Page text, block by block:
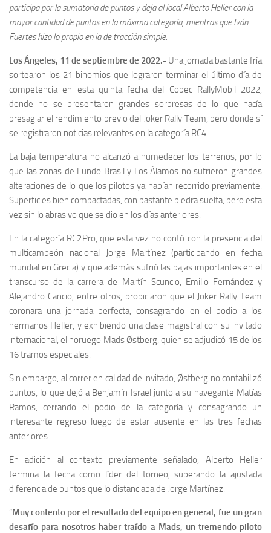
participa por la sumatoria de puntos y deja al local Alberto Heller con la
mayor cantidad de puntos en la máxima categoría, mientras que Iván
Fuertes hizo lo propio en la de tracción simple.
Los Ángeles, 11 de septiembre de 2022.- Una jornada bastante fría
sortearon los 21 binomios que lograron terminar el último día de
competencia en esta quinta fecha del Copec RallyMobil 2022,
donde no se presentaron grandes sorpresas de lo que hacía
presagiar el rendimiento previo del Joker Rally Team, pero donde sí
se registraron noticias relevantes en la categoría RC4.
La baja temperatura no alcanzó a humedecer los terrenos, por lo
que las zonas de Fundo Brasil y Los Álamos no sufrieron grandes
alteraciones de lo que los pilotos ya habían recorrido previamente.
Superficies bien compactadas, con bastante piedra suelta, pero esta
vez sin lo abrasivo que se dio en los días anteriores.
En la categoría RC2Pro, que esta vez no contó con la presencia del
multicampeón nacional Jorge Martínez (participando en fecha
mundial en Grecia) y que además sufrió las bajas importantes en el
transcurso de la carrera de Martín Scuncio, Emilio Fernández y
Alejandro Cancio, entre otros, propiciaron que el Joker Rally Team
coronara una jornada perfecta, consagrando en el podio a los
hermanos Heller, y exhibiendo una clase magistral con su invitado
internacional, el noruego Mads Østberg, quien se adjudicó 15 de los
16 tramos especiales.
Sin embargo, al correr en calidad de invitado, Østberg no contabilizó
puntos, lo que dejó a Benjamín Israel junto a su navegante Matías
Ramos, cerrando el podio de la categoría y consagrando un
interesante regreso luego de estar ausente en las tres fechas
anteriores.
En adición al contexto previamente señalado, Alberto Heller
termina la fecha como líder del torneo, superando la ajustada
diferencia de puntos que lo distanciaba de Jorge Martínez.
“Muy contento por el resultado del equipo en general, fue un gran
desafío para nosotros haber traído a Mads, un tremendo piloto